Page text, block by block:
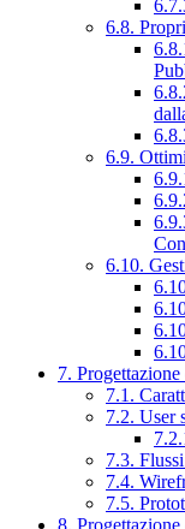
6.8.
6.9.
6.10.
7.
7.1.
7.2. User
7.3.
7.4.
7.5.
8.